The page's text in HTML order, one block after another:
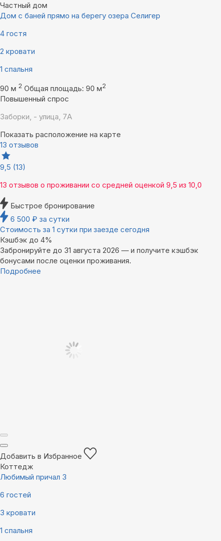
Частный дом
Дом с баней прямо на берегу озера Селигер
4 гостя
2 кровати
1 спальня
90 м 2 Общая площадь: 90 м2
Повышенный спрос
Заборки, - улица, 7А
Показать расположение на карте
13 отзывов
9,5 (13)
13 отзывов о проживании со средней оценкой 9,5 из 10,0
Быстрое бронирование
6 500 ₽ за сутки
Стоимость за 1 сутки при заезде сегодня
Кэшбэк до 4%
Забронируйте до 31 августа 2026 — и получите кэшбэк
бонусами после оценки проживания.
Подробнее
Добавить в Избранное
Коттедж
Любимый причал 3
6 гостей
3 кровати
1 спальня